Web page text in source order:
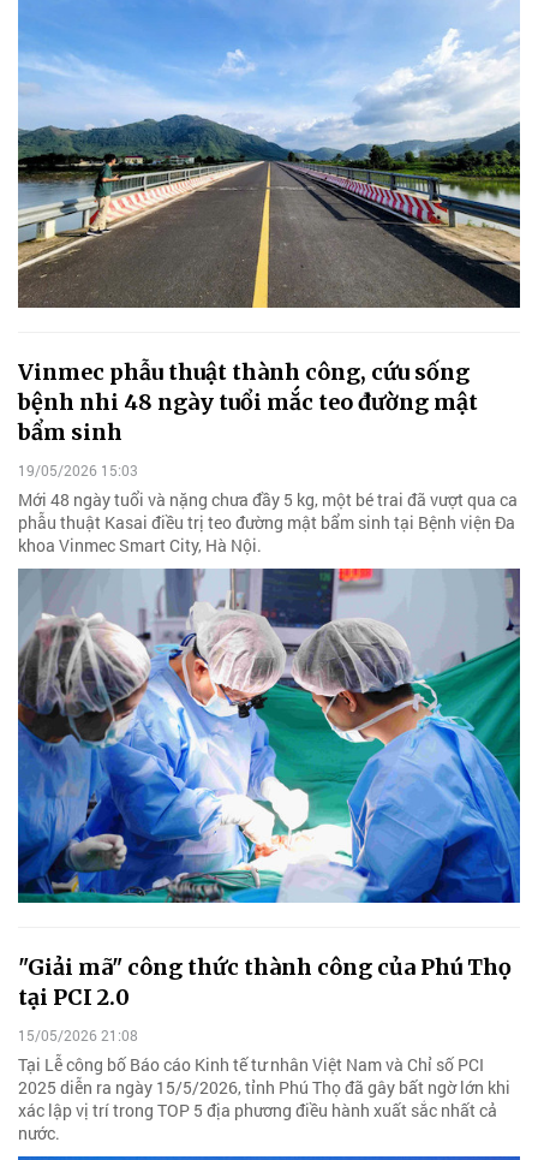
Vinmec phẫu thuật thành công, cứu sống
bệnh nhi 48 ngày tuổi mắc teo đường mật
bẩm sinh
19/05/2026 15:03
Mới 48 ngày tuổi và nặng chưa đầy 5 kg, một bé trai đã vượt qua ca
phẫu thuật Kasai điều trị teo đường mật bẩm sinh tại Bệnh viện Đa
khoa Vinmec Smart City, Hà Nội.
"Giải mã" công thức thành công của Phú Thọ
tại PCI 2.0
15/05/2026 21:08
Tại Lễ công bố Báo cáo Kinh tế tư nhân Việt Nam và Chỉ số PCI
2025 diễn ra ngày 15/5/2026, tỉnh Phú Thọ đã gây bất ngờ lớn khi
xác lập vị trí trong TOP 5 địa phương điều hành xuất sắc nhất cả
nước.